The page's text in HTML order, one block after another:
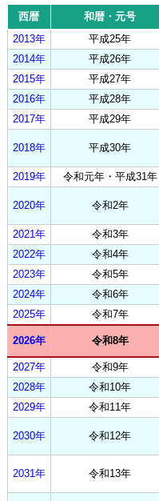
西暦 和暦・元号
2013年
平成25年
2014年
平成26年
2015年
平成27年
2016年
平成28年
2017年 平成29年
2018年 平成30年
2019年 令和元年・平成31年
2020年 令和2年
2021年 令和3年
2022年 令和4年
2023年 令和5年
2024年 令和6年
2025年 令和7年
2026年 令和8年
2027年 令和9年
2028年 令和10年
2029年 令和11年
2030年 令和12年
2031年 令和13年